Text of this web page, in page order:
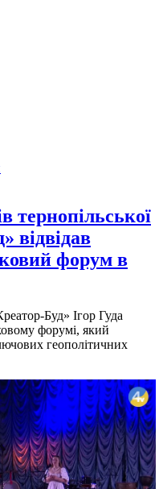
тернопільської
відвідав
форум в
Буд» Ігор Гуда
форумі, який
геополітичних